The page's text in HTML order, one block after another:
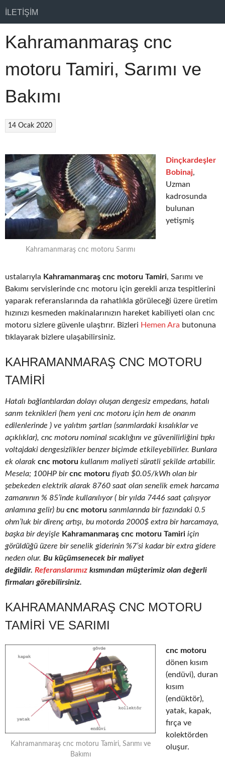
İLETIŞIM
Kahramanmaraş cnc
motoru Tamiri, Sarımı ve
Bakımı
14 Ocak 2020
Kahramanmaraş cnc motoru Sarımı
Dinçkardeşler
Bobinaj,
Uzman
kadrosunda
bulunan
yetişmiş
ustalarıyla Kahramanmaraş cnc motoru Tamiri, Sarımı ve
Bakımı servislerinde cnc motoru için gerekli arıza tespitlerini
yaparak referanslarında da rahatlıkla görüleceği üzere üretim
hızınızı kesmeden makinalarınızın hareket kabiliyeti olan cnc
motoru sizlere güvenle ulaştırır. Bizleri Hemen Ara butonuna
tıklayarak bizlere ulaşabilirsiniz.
KAHRAMANMARAŞ CNC MOTORU
TAMIRI
Hatalı bağlantılardan dolayı oluşan dengesiz empedans, hatalı
sarım teknikleri (hem yeni cnc motoru için hem de onarım
edilenlerinde ) ve yalıtım şartları (sarımlardaki kısalıklar ve
açıklıklar), cnc motoru nominal sıcaklığını ve güvenilirliğini tıpkı
voltajdaki dengesizlikler benzer biçimde etkileyebilirler. Bunlara
ek olarak cnc motoru kullanım maliyeti süratli şekilde artabilir.
Mesela; 100HP bircnc motoru fiyatı $0.05/kWh olan bir
şebekeden elektrik alarak 8760 saat olan senelik emek harcama
zamanının % 85’inde kullanılıyor ( bir yılda 7446 saat çalışıyor
anlamına gelir) bu cnc motoru sarımlarında bir fazındaki 0.5
ohm’luk bir direnç artışı, bu motorda 2000$ extra bir harcamaya,
başka bir deyişle Kahramanmaraş cnc motoru Tamiri için
görüldüğü üzere bir senelik giderinin %7’si kadar bir extra gidere
neden olur. Bu küçümsenecek bir maliyet
değildir. Referanslarımız kısmından müşterimiz olan değerli
firmaları görebilirsiniz.
KAHRAMANMARAŞ CNC MOTORU
TAMIRI VE SARIMI
Kahramanmaraş cnc motoru Tamiri, Sarımı ve
Bakımı
cnc motoru
dönen kısım
(endüvi), duran
kısım
(endüktör),
yatak, kapak,
fırça ve
kolektörden
oluşur.